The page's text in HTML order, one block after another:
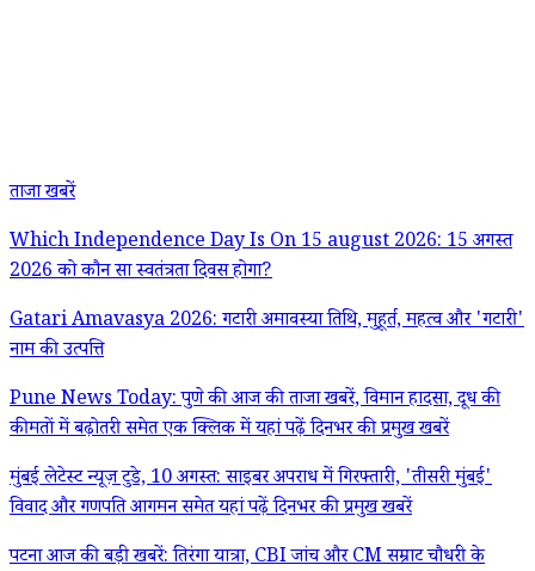
ताजा खबरें
Which Independence Day Is On 15 august 2026: 15 अगस्त
2026 को कौन सा स्वतंत्रता दिवस होगा?
Gatari Amavasya 2026: गटारी अमावस्या तिथि, मुहूर्त, महत्व और 'गटारी'
नाम की उत्पत्ति
Pune News Today: पुणे की आज की ताजा खबरें, विमान हादसा, दूध की
कीमतों में बढ़ोतरी समेत एक क्लिक में यहां पढ़ें दिनभर की प्रमुख खबरें
मुंबई लेटेस्ट न्यूज़ टुडे, 10 अगस्त: साइबर अपराध में गिरफ्तारी, 'तीसरी मुंबई'
विवाद और गणपति आगमन समेत यहां पढ़ें दिनभर की प्रमुख खबरें
पटना आज की बड़ी खबरें: तिरंगा यात्रा, CBI जांच और CM सम्राट चौधरी के